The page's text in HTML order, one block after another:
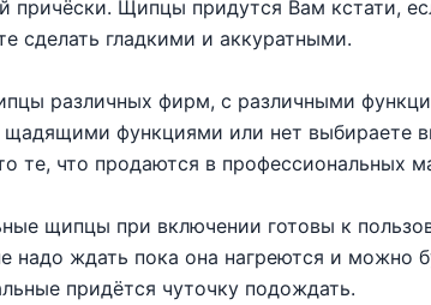
причёски. Щипцы придутся Вам кстати,
сделать гладкими и аккуратными.
различных фирм, с различными
щадящими функциями или нет выбираете
те, что продаются в профессиональных
щипцы при включении готовы к
надо ждать пока она нагреются и можно
придётся чуточку подождать.